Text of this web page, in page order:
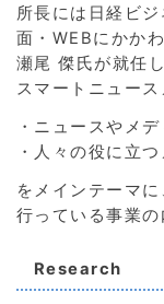
所長には日経ビ
面・WEBにかか
瀬尾 傑氏が就任
スマートニュース
・ニュースやメ
・人々の役に立
をメインテーマ
行っている事業の
Research